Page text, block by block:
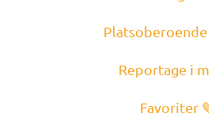
Reportage i
Favoriter